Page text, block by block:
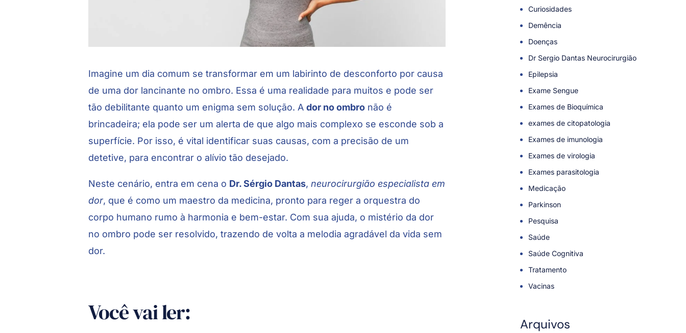
Imagine um dia comum se transformar em um labirinto de desconforto por causa
de uma dor lancinante no ombro. Essa é uma realidade para muitos e pode ser
tão debilitante quanto um enigma sem solução. Ador no ombro não é
brincadeira; ela pode ser um alerta de que algo mais complexo se esconde sob a
superfície. Por isso, é vital identificar suas causas, com a precisão de um
detetive, para encontrar o alívio tão desejado.
Neste cenário, entra em cena o Dr. Sérgio Dantas,neurocirurgião especialista em
dor, que é como um maestro da medicina, pronto para reger a orquestra do
corpo humano rumo à harmonia e bem-estar. Com sua ajuda, o mistério da dor
no ombro pode ser resolvido, trazendo de volta a melodia agradável da vida sem
dor.
Você vai ler:
Curiosidades
Demência
Doenças
Dr Sergio Dantas Neurocirurgião
Epilepsia
Exame Sengue
Exames de Bioquímica
exames de citopatologia
Exames de imunologia
Exames de virologia
Exames parasitologia
Medicação
Parkinson
Pesquisa
Saúde
Saúde Cognitiva
Tratamento
Vacinas
Arquivos